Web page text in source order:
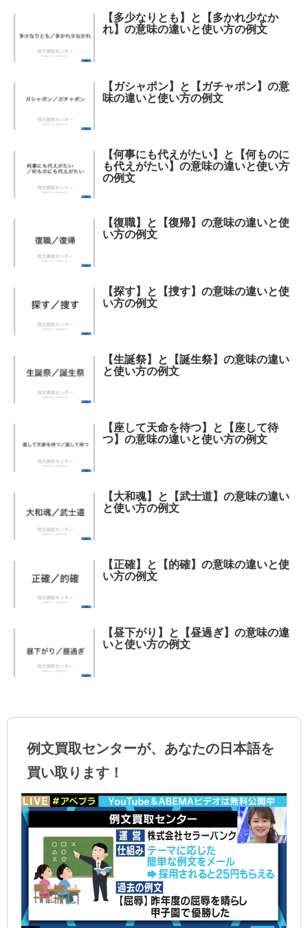
【多少なりとも】と【多かれ少なか
れ】の意味の違いと使い方の例文
【ガシャポン】と【ガチャポン】の意
味の違いと使い方の例文
【何事にも代えがたい】と【何ものに
も代えがたい】の意味の違いと使い方
の例文
【復職】と【復帰】の意味の違いと使
い方の例文
【探す】と【捜す】の意味の違いと使
い方の例文
【生誕祭】と【誕生祭】の意味の違い
と使い方の例文
【座して天命を待つ】と【座して待
つ】の意味の違いと使い方の例文
【大和魂】と【武士道】の意味の違い
と使い方の例文
【正確】と【的確】の意味の違いと使
い方の例文
【昼下がり】と【昼過ぎ】の意味の違
いと使い方の例文
例文買取センターが、あなたの日本語を
買い取ります！